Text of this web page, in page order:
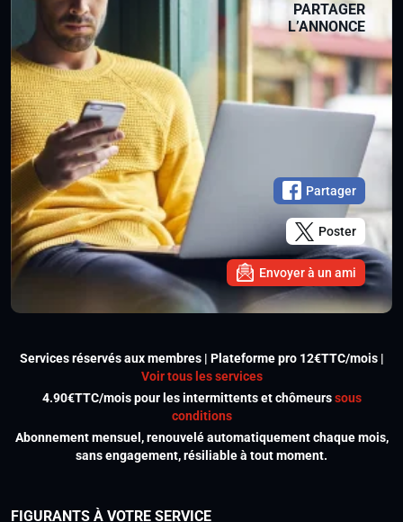
PARTAGER
L’ANNONCE
Partager
Poster
Envoyer à un ami
Services réservés aux membres | Plateforme pro 12€TTC/mois |
Voir tous les services
4.90€TTC/mois pour les intermittents et chômeurssous
conditions
Abonnement mensuel, renouvelé automatiquement chaque mois,
sans engagement, résiliable à tout moment.
FIGURANTS À VOTRE SERVICE